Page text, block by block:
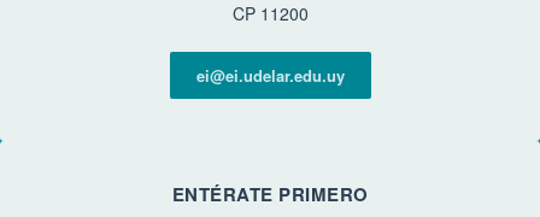
CP 11200
ei@ei.udelar.edu.uy
ENTÉRATE PRIMERO